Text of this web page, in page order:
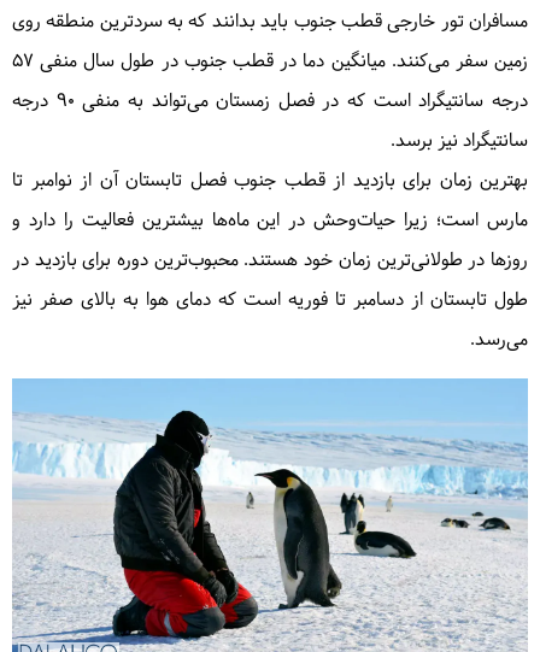
مسافران تور خارجی قطب جنوب باید بدانند که به سردترین منطقه روی
زمین سفر می‌کنند. میانگین دما در قطب جنوب در طول سال منفی ۵۷
درجه سانتیگراد است که در فصل زمستان می‌تواند به منفی ۹۰ درجه
سانتیگراد نیز برسد.
بهترین زمان برای بازدید از قطب جنوب فصل تابستان آن از نوامبر تا
مارس است؛ زیرا حیات‌وحش در این ماه‌ها بیشترین فعالیت را دارد و
روزها در طولانی‌ترین زمان خود هستند. محبوب‌ترین دوره برای بازدید در
طول تابستان از دسامبر تا فوریه است که دمای هوا به بالای صفر نیز
می‌رسد.